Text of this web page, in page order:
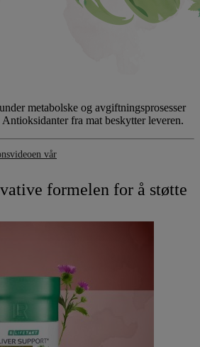
metabolske og avgiftningsprosesser
fra mat beskytter leveren.
vår
formelen for å støtte